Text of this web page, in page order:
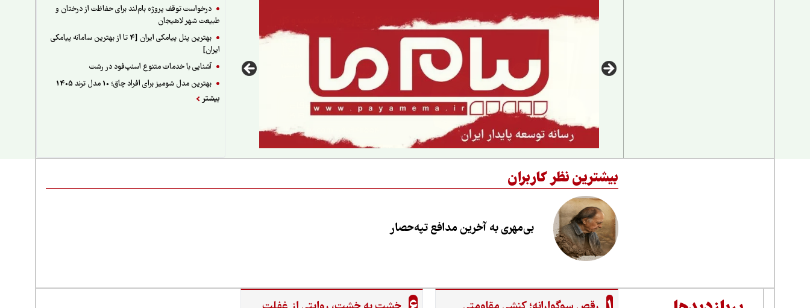
درخواست توقف پروژه بام‌لند برای حفاظت از درختان و
طبیعت شهر لاهیجان
بهترین پنل پیامکی ایران [4 تا از بهترین سامانه پیامکی
ایران]
آشنایی با خدمات متنوع اسنپ‌فود در رشت
بهترین مدل شومیز برای افراد چاق؛ 10 مدل ترند 1405
بیشتر
بیشترین نظر کاربران
بی‌مهری به آخرین مدافع تپه‌حصار